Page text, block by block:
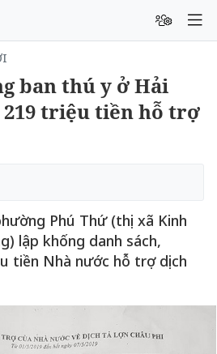
ban thú y ở Hải
triệu tiền hỗ trợ
Phú Thứ (thị xã Kinh
lập khống danh sách,
tiền Nhà nước hỗ trợ dịch